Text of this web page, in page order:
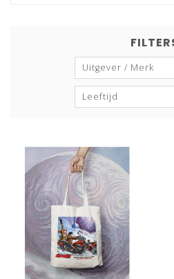
Uitgever / Merk
Leeftijd